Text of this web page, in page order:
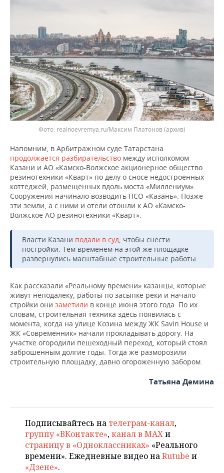
realnoevremya.ru/Максим Платонов (архив)
Напомним, в Арбитражном суде Татарстана
продолжается разбирательство между исполкомом
Казани и АО «Камско-Волжское акционерное общество
резинотехники «Кварт» по делу о сносе недостроенных
коттеджей, размещенных вдоль моста «Миллениум».
Сооружения начинало возводить ПСО «Казань». Позже
эти земли, а с ними и отели отошли к АО «Камско-
Волжское АО резинотехники «Кварт».
Власти Казани подали в суд , чтобы снести
постройки. Тем временем на этой же площадке
развернулись масштабные строительные работы.
Как рассказали «Реальному времени» казанцы, которые
живут неподалеку, работы по засыпке реки и начало
стройки они заметили в конце июня этого года. По их
словам, строительная техника здесь появилась с
момента, когда на улице Козина между ЖК Savin House и
ЖК «Современник» начали прокладывать дорогу. На
участке огородили пешеходный переход, который стоял
заброшенным долгие годы. Тогда же разморозили
строительную площадку, давно огороженную забором.
Татьяна Демина
Подписывайтесь на телеграм-канал,
группу «ВКонтакте»,канал в MAXи
страницу в «Одноклассниках» «Реального
времени». Ежедневные видео наRutube и
«Дзене».